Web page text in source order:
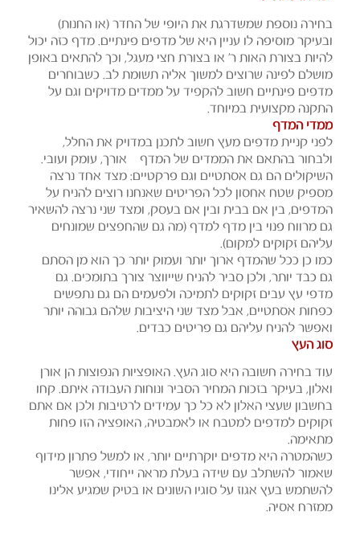
בחירה נוספת שמשדרגת את היופי של החדר (או החנות)
ובעיקר מוסיפה לו עניין היא של מדפים פינתיים. מדף כזה יכול
להיות בצורת האות ר' או בצורת חצי מעגל, וכך להתאים באופן
מושלם לפינה שרוצים למשוך אליה תשומת לב. כשבוחרים
מדפים פינתיים חשוב להקפיד על ממדים מדויקים וגם על
התקנה מקצועית במיוחד.
ממדי המדף
לפני קניית מדפים מעץ חשוב לתכנן במדויק את החלל,
ולבחור בהתאם את הממדים של המדף – אורך, עומק ועובי.
השיקולים הם גם אסתטיים וגם פרקטיים: מצד אחד נרצה
מספיק שטח אחסון לכל הפריטים שאנחנו רוצים להניח על
המדפים, בין אם בבית ובין אם בעסק, ומצד שני נרצה להשאיר
גם מרווח פנוי בין מדף למדף (מה גם שהחפצים שמונחים
עליהם זקוקים למקום).
כמו כן ככל שהמדף ארוך יותר ועמוק יותר כך הוא מן הסתם
גם כבד יותר, ולכן סביר להניח שייווצר צורך בתומכים. גם
מדפי עץ עבים זקוקים לתמיכה ולפעמים הם גם נתפשים
כפחות אסתטיים, אבל מצד שני היציבות שלהם גבוהה יותר
ואפשר להניח עליהם גם פריטים כבדים.
סוג העץ
עוד בחירה חשובה היא סוג העץ. האופציות הנפוצות הן אורן
ואלון, בעיקר בזכות המחיר הסביר ונוחות העבודה איתם. קחו
בחשבון שעצי האלון לא כל כך עמידים לרטיבות ולכן אם אתם
זקוקים למדפים למטבח או לאמבטיה, האופציה הזו פחות
מתאימה.
כשהמטרה היא מדפים יוקרתיים יותר, או למשל פתרון מידוף
שאמור להשתלב עם שידה בעלת מראה ייחודי, אפשר
להשתמש בעץ אגוז על סוגיו השונים או בטיק שמגיע אלינו
ממזרח אסיה.